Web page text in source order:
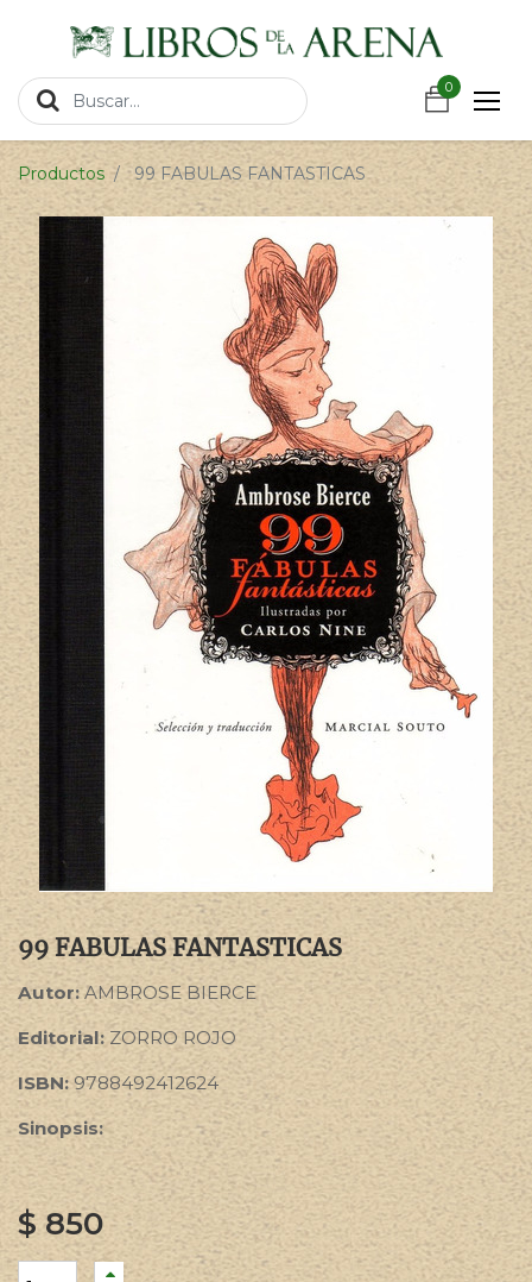
0
0
Productos 99 FABULAS FANTASTICAS
99 FABULAS FANTASTICAS
Autor:AMBROSE BIERCE
Editorial: ZORRO ROJO
ISBN: 9788492412624
Sinopsis:
$850